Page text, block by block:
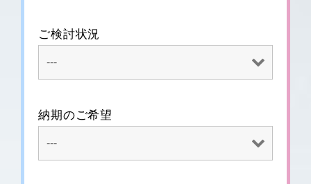
ご検討状況
納期のご希望